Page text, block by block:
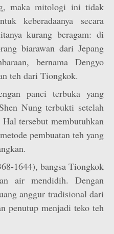
maka mitologi ini tidak
keberadaanya secara
kurang beragam: di
biarawan dari Jepang
bernama Dengyo
teh dari Tiongkok.
panci terbuka yang
Nung terbukti setelah
tersebut membutuhkan
pembuatan teh yang
1644), bangsa Tiongkok
air mendidih. Dengan
anggur tradisional dari
penutup menjadi teko teh